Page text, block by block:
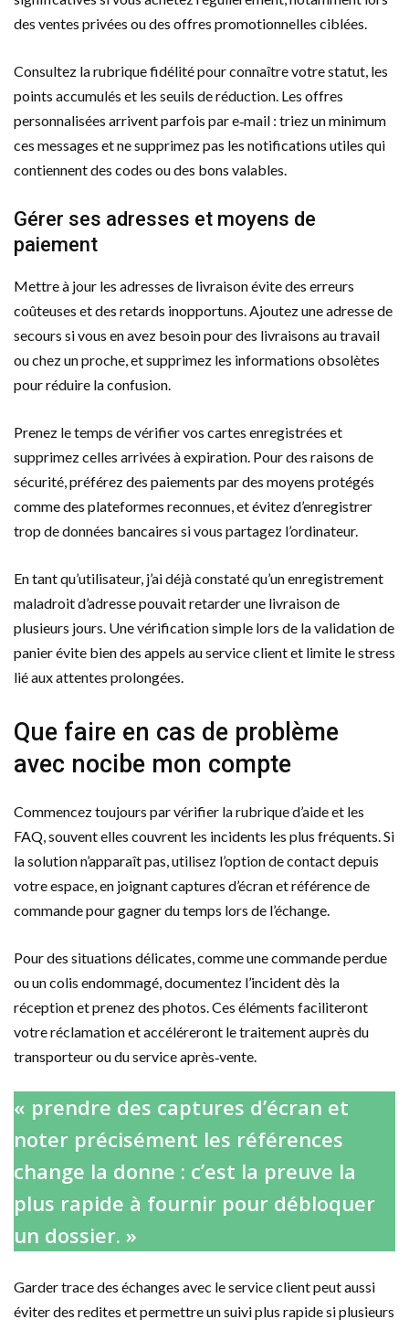
des ventes privées ou des offres promotionnelles ciblées.
Consultez la rubrique fidélité pour connaître votre statut, les
points accumulés et les seuils de réduction. Les offres
personnalisées arrivent parfois par e‑mail : triez un minimum
ces messages et ne supprimez pas les notifications utiles qui
contiennent des codes ou des bons valables.
Gérer ses adresses et moyens de
paiement
Mettre à jour les adresses de livraison évite des erreurs
coûteuses et des retards inopportuns. Ajoutez une adresse de
secours si vous en avez besoin pour des livraisons au travail
ou chez un proche, et supprimez les informations obsolètes
pour réduire la confusion.
Prenez le temps de vérifier vos cartes enregistrées et
supprimez celles arrivées à expiration. Pour des raisons de
sécurité, préférez des paiements par des moyens protégés
comme des plateformes reconnues, et évitez d’enregistrer
trop de données bancaires si vous partagez l’ordinateur.
En tant qu’utilisateur, j’ai déjà constaté qu’un enregistrement
maladroit d’adresse pouvait retarder une livraison de
plusieurs jours. Une vérification simple lors de la validation de
panier évite bien des appels au service client et limite le stress
lié aux attentes prolongées.
Que faire en cas de problème
avec nocibe mon compte
Commencez toujours par vérifier la rubrique d’aide et les
FAQ, souvent elles couvrent les incidents les plus fréquents. Si
la solution n’apparaît pas, utilisez l’option de contact depuis
votre espace, en joignant captures d’écran et référence de
commande pour gagner du temps lors de l’échange.
Pour des situations délicates, comme une commande perdue
ou un colis endommagé, documentez l’incident dès la
réception et prenez des photos. Ces éléments faciliteront
votre réclamation et accéléreront le traitement auprès du
transporteur ou du service après‑vente.
« prendre des captures d’écran et
noter précisément les références
change la donne : c’est la preuve la
plus rapide à fournir pour débloquer
un dossier. »
Garder trace des échanges avec le service client peut aussi
éviter des redites et permettre un suivi plus rapide si plusieurs